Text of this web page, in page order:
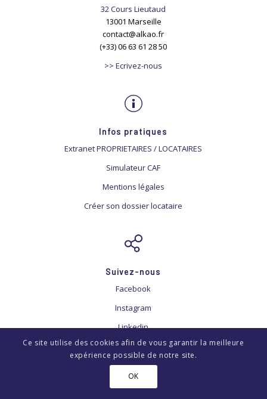
32 Cours Lieutaud
13001 Marseille
contact@alkao.fr
(+33) 06 63 61 28 50
>> Ecrivez-nous
Infos pratiques
Extranet PROPRIETAIRES / LOCATAIRES
Simulateur CAF
Mentions légales
Créer son dossier locataire
Suivez-nous
Facebook
Instagram
Linkedin
Ce site utilise des cookies afin de vous garantir la meilleure
expérience possible de notre site.
OK